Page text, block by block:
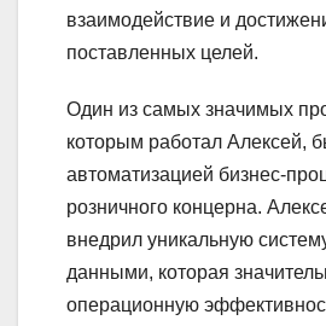
взаимодействие и
поставленных целей.
Один из самых значимых
которым работал Алексей,
автоматизацией бизнес-
розничного концерна.
внедрил уникальную
данными, которая
операционную